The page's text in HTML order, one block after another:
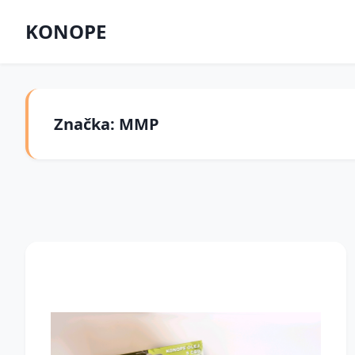
KONOPE
Značka: MMP